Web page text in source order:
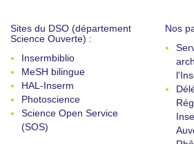
Sites du DSO (département
Science Ouverte) :
Insermbiblio
MeSH bilingue
HAL-Inserm
Photoscience
Science Open Service
(SOS)
Nos